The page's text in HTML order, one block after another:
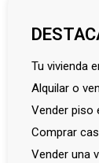
tu vivienda
alquilar o
vender
comprar
vender una